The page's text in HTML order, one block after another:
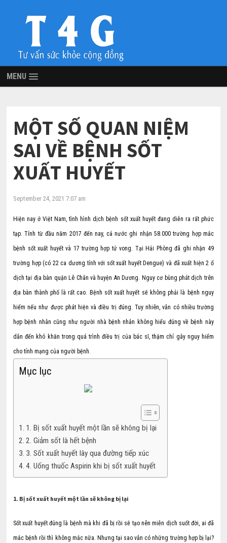
MENU
MỘT SỐ QUAN NIỆM
SAI VỀ BỆNH SỐT
XUẤT HUYẾT
September 24, 2021 7:07 am
Hiện nay ở Việt Nam, tình hình dịch bệnh sốt xuất huyết đang diễn ra rất phức
tạp. Tính từ đầu năm 2017 đến nay, cả nước ghi nhận 58.000 trường hợp mắc
bệnh sốt xuất huyết và 17 trường hợp tử vong. Tại Hải Phòng đã ghi nhận 49
trường hợp (có 22 ca dương tính với sốt xuất huyết Dengue) và đã xuất hiện 2 ổ
dịch tại địa bàn quận Lê Chân và huyện An Dương. Nguy cơ bùng phát dịch trên
địa bàn thành phố là rất cao. Bệnh sốt xuất huyết sẽ không phải là bệnh nguy
hiểm nếu như được phát hiện và điều trị đúng. Tuy nhiên, vẫn có nhiều trường
hợp bệnh nhân cũng như người nhà bệnh nhân không hiểu đúng về bệnh này
dẫn đến khó khăn trong quá trình điều trị của bác sĩ, thậm chí gây nguy hiểm
cho tính mạng của người bệnh.
Mục lục
1. Bị sốt xuất huyết một lần sẽ không bị lại
2. Giảm sốt là hết bệnh
3. Sốt xuất huyết lây qua đường tiếp xúc
4. Uống thuốc Aspirin khi bị sốt xuất huyết
1. Bị sốt xuất huyết một lần sẽ không bị lại
Sốt xuất huyết đúng là bệnh mà khi đã bị rồi sẽ tạo nên miễn dịch suốt đời, ai đã
mắc bệnh rồi thì không mắc nữa. Nhưng tại sao vẫn có những trường hợp bị lại?